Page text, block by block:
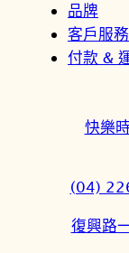
品牌
客戶服務
付款 &
快樂
(04)
復興路